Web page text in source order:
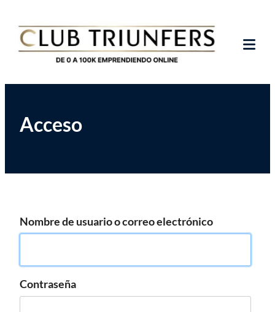
contenido
Club Triunfers
Acceso
Nombre de usuario o correo electrónico
Contraseña